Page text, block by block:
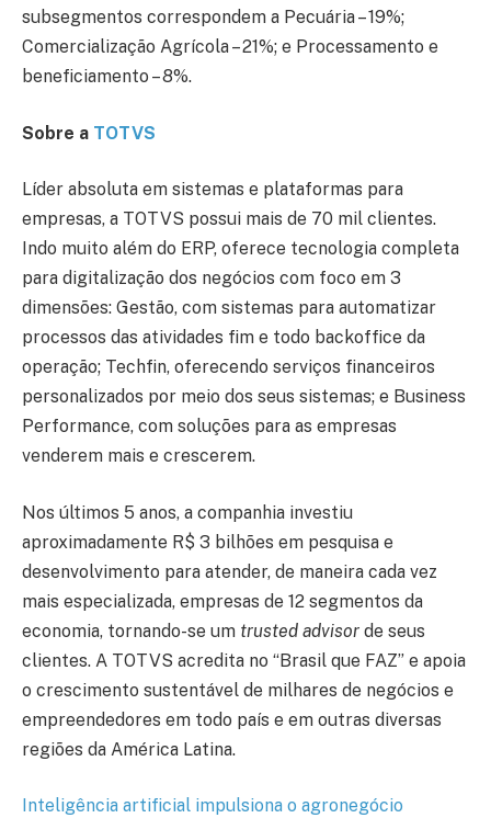
subsegmentos correspondem a Pecuária – 19%;
Comercialização Agrícola – 21%; e Processamento e
beneficiamento – 8%.
Sobre a TOTVS
Líder absoluta em sistemas e plataformas para
empresas, a TOTVS possui mais de 70 mil clientes.
Indo muito além do ERP, oferece tecnologia completa
para digitalização dos negócios com foco em 3
dimensões: Gestão, com sistemas para automatizar
processos das atividades fim e todo backoffice da
operação; Techfin, oferecendo serviços financeiros
personalizados por meio dos seus sistemas; e Business
Performance, com soluções para as empresas
venderem mais e crescerem.
Nos últimos 5 anos, a companhia investiu
aproximadamente R$ 3 bilhões em pesquisa e
desenvolvimento para atender, de maneira cada vez
mais especializada, empresas de 12 segmentos da
economia, tornando-se um trusted advisor de seus
clientes. A TOTVS acredita no “Brasil que FAZ” e apoia
o crescimento sustentável de milhares de negócios e
empreendedores em todo país e em outras diversas
regiões da América Latina.
Inteligência artificial impulsiona o agronegócio